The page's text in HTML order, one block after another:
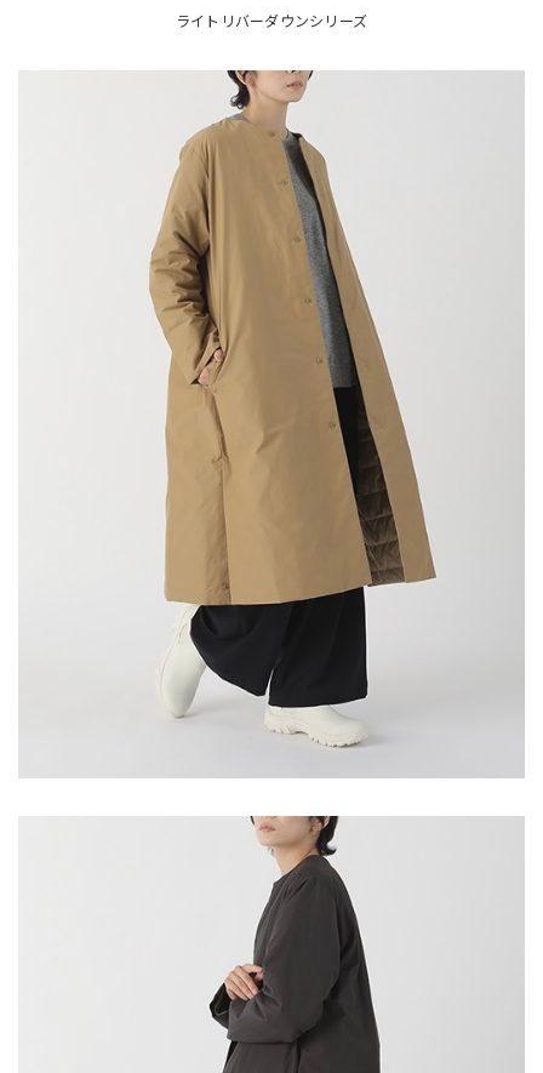
ライトリバーダウンシリーズ